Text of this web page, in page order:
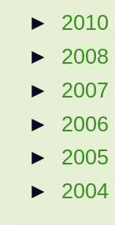
► 2010
► 2008
► 2007
► 2006
► 2005
► 2004